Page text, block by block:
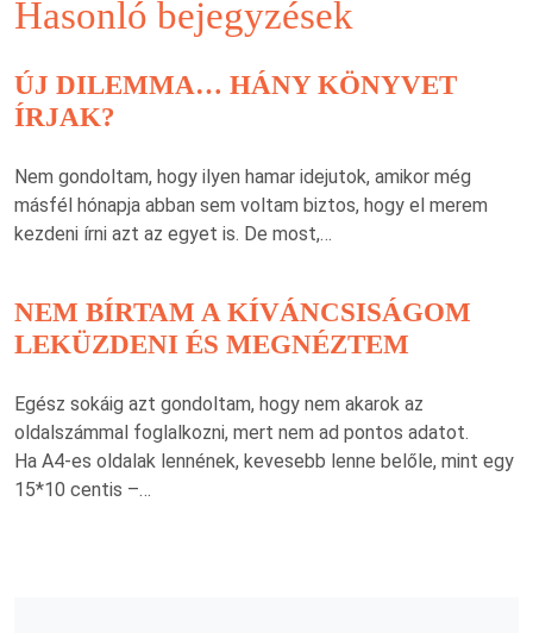
Hasonló bejegyzések
ÚJ DILEMMA… HÁNY KÖNYVET
ÍRJAK?
Nem gondoltam, hogy ilyen hamar idejutok, amikor még
másfél hónapja abban sem voltam biztos, hogy el merem
kezdeni írni azt az egyet is. De most,…
NEM BÍRTAM A KÍVÁNCSISÁGOM
LEKÜZDENI ÉS MEGNÉZTEM
Egész sokáig azt gondoltam, hogy nem akarok az
oldalszámmal foglalkozni, mert nem ad pontos adatot.
Ha A4-es oldalak lennének, kevesebb lenne belőle, mint egy
15*10 centis –…